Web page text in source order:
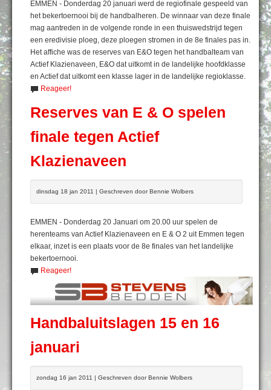
EMMEN - Donderdag 20 januari werd de regiofinale gespeeld van
het bekertoernooi bij de handbalheren. De winnaar van deze finale
mag aantreden in de volgende ronde in een thuiswedstrijd tegen
een eredivisie ploeg, deze ploegen stromen in de 8e finales pas in.
Het affiche was de reserves van E&O tegen het handbalteam van
Actief Klazienaveen, E&O dat uitkomt in de landelijke hoofdklasse
en Actief dat uitkomt een klasse lager in de landelijke regioklasse.
Reageer!
Reserves van E & O spelen
finale tegen Actief
Klazienaveen
dinsdag 18 jan 2011 | Geschreven door Bennie Wolbers
EMMEN - Donderdag 20 Januari om 20.00 uur spelen de
herenteams van Actief Klazienaveen en E & O 2 uit Emmen tegen
elkaar, inzet is een plaats voor de 8e finales van het landelijke
bekertoernooi.
Reageer!
Handbaluitslagen 15 en 16
januari
zondag 16 jan 2011 | Geschreven door Bennie Wolbers